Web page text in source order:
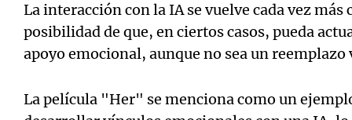
La interacción con la IA se vuelve cada vez
posibilidad de que, en ciertos casos, pueda
apoyo emocional, aunque no sea un reemplazo
La película "Her" se menciona como un